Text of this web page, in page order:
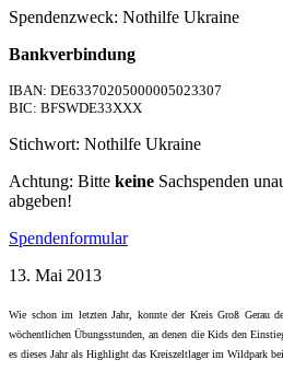
Spendenzweck: Nothilfe Ukraine
Bankverbindung
IBAN: DE63370205000005023307
BIC: BFSWDE33XXX
Stichwort: Nothilfe Ukraine
Achtung: Bitte keine Sachspenden
abgeben!
Spendenformular
13. Mai 2013
Wie schon im letzten Jahr, konnte der Kreis Groß Gerau
wöchentlichen Übungsstunden, an denen die Kids den
es dieses Jahr als Highlight das Kreiszeltlager im Wildpark